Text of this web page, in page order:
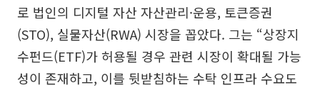
로 법인의 디지털 자산 자산관리·운용, 토큰증권
(STO), 실물자산(RWA) 시장을 꼽았다. 그는 “상장지
수펀드(ETF)가 허용될 경우 관련 시장이 확대될 가능
성이 존재하고, 이를 뒷받침하는 수탁 인프라 수요도